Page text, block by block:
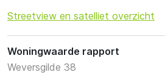
Streetview en satelliet overzicht
Woningwaarde rapport
Weversgilde 38